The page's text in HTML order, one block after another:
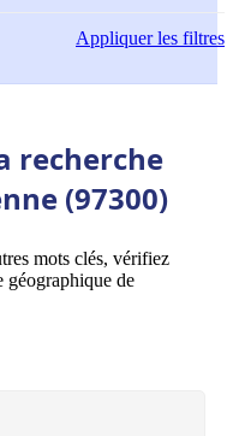
Appliquerles filtres
recherche
(97300)
mots clés, vérifiez
géographique de